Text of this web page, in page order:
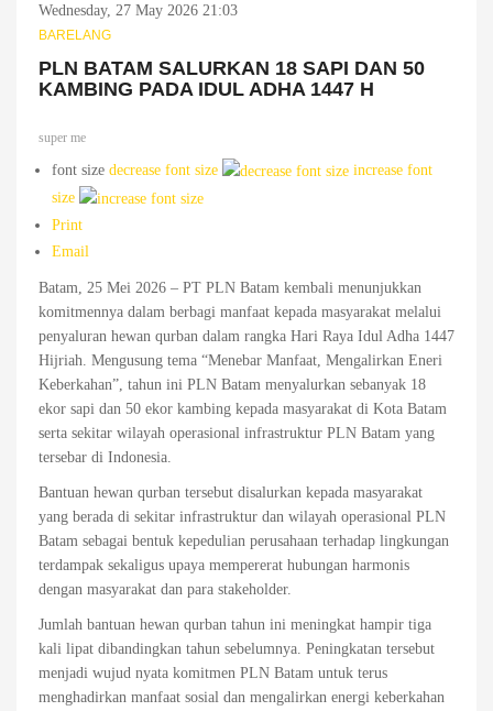
Wednesday, 27 May 2026 21:03
BARELANG
PLN BATAM SALURKAN 18 SAPI DAN 50
KAMBING PADA IDUL ADHA 1447 H
super me
font size decrease font size
increase font
size
Print
Email
Batam, 25 Mei 2026 – PT PLN Batam kembali menunjukkan
komitmennya dalam berbagi manfaat kepada masyarakat melalui
penyaluran hewan qurban dalam rangka Hari Raya Idul Adha 1447
Hijriah. Mengusung tema “Menebar Manfaat, Mengalirkan Eneri
Keberkahan”, tahun ini PLN Batam menyalurkan sebanyak 18
ekor sapi dan 50 ekor kambing kepada masyarakat di Kota Batam
serta sekitar wilayah operasional infrastruktur PLN Batam yang
tersebar di Indonesia.
Bantuan hewan qurban tersebut disalurkan kepada masyarakat
yang berada di sekitar infrastruktur dan wilayah operasional PLN
Batam sebagai bentuk kepedulian perusahaan terhadap lingkungan
terdampak sekaligus upaya mempererat hubungan harmonis
dengan masyarakat dan para stakeholder.
Jumlah bantuan hewan qurban tahun ini meningkat hampir tiga
kali lipat dibandingkan tahun sebelumnya. Peningkatan tersebut
menjadi wujud nyata komitmen PLN Batam untuk terus
menghadirkan manfaat sosial dan mengalirkan energi keberkahan